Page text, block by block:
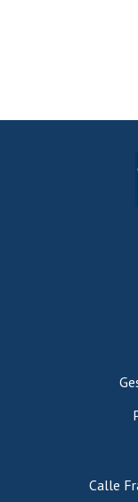
Calle